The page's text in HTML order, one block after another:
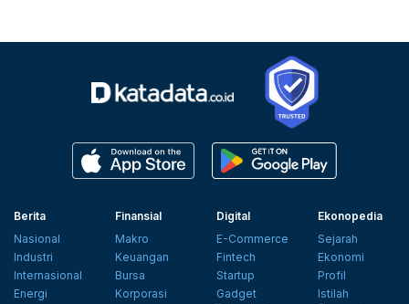
Berita
Nasional
Industri
Internasional
Energi
Finansial
Makro
Keuangan
Bursa
Korporasi
Digital
E-Commerce
Fintech
Startup
Gadget
Ekonopedia
Sejarah
Ekonomi
Profil
Istilah